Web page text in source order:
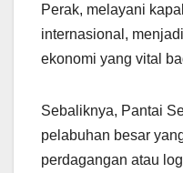
Perak, melayani
internasional,
ekonomi yang vital
Sebaliknya, Pantai
pelabuhan besar
perdagangan atau